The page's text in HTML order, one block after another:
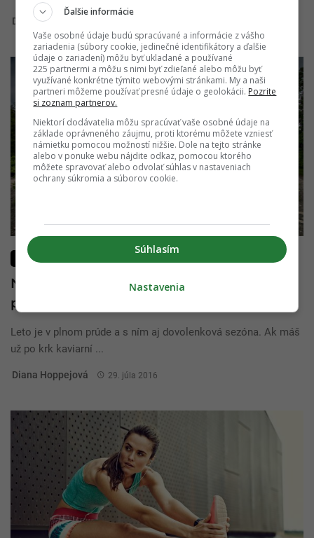
Diana Hoppejová
LIFESTYLE
Najromantickejšie miesta na výlet pre
páry
Leto je v plnom prúde a s ním aj dovolenková sezóna. Ak máš
už po krk kaviarní ...
Diana Hoppejová 29. júla 2016
Ďalšie informácie
Vaše osobné údaje budú spracúvané a informácie z vášho
zariadenia (súbory cookie, jedinečné identifikátory a ďalšie
údaje o zariadení) môžu byť ukladané a používané
225 partnermi a môžu s nimi byť zdieľané alebo môžu byť
využívané konkrétne týmito webovými stránkami. My a naši
partneri môžeme používať presné údaje o geolokácii. Pozrite
si zoznam partnerov.
Niektorí dodávatelia môžu spracúvať vaše osobné údaje na
základe oprávneného záujmu, proti ktorému môžete vzniesť
námietku pomocou možností nižšie. Dole na tejto stránke
alebo v ponuke webu nájdite odkaz, pomocou ktorého
môžete spravovať alebo odvolať súhlas v nastaveniach
ochrany súkromia a súborov cookie.
Súhlasím
Nastavenia